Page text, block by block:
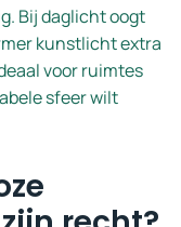
Bij daglicht oogt
kunstlicht extra
voor ruimtes
sfeer wilt